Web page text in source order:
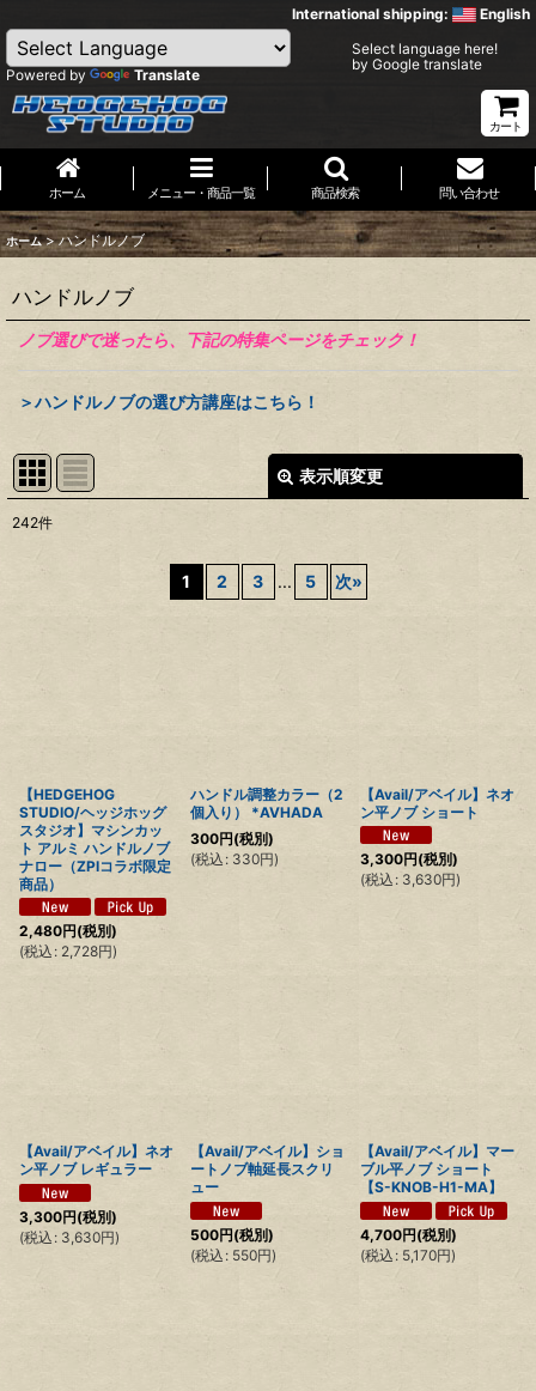
International shipping: English
Powered by Translate
Select language here!
by Google translate
カート
ホーム メニュー・商品一覧 商品検索 問い合わせ
ホーム > ハンドルノブ
ハンドルノブ
ノブ選びで迷ったら、下記の特集ページをチェック！
＞ハンドルノブの選び方講座はこちら！
表示順変更
242件
1 2 3 ... 5 次»
【HEDGEHOG
STUDIO/ヘッジホッグ
スタジオ】マシンカッ
ト アルミ ハンドルノブ
ナロー（ZPIコラボ限定
商品）
2,480円(税別)
(税込 : 2,728円)
ハンドル調整カラー（2
個入り） *AVHADA
300円(税別)
(税込 : 330円)
【Avail/アベイル】ネオ
ン平ノブ ショート
3,300円(税別)
(税込 : 3,630円)
【Avail/アベイル】ネオ
ン平ノブ レギュラー
3,300円(税別)
(税込 : 3,630円)
【Avail/アベイル】ショ
ートノブ軸延長スクリ
ュー
500円(税別)
(税込 : 550円)
【Avail/アベイル】マー
ブル平ノブ ショート
【S-KNOB-H1-MA】
4,700円(税別)
(税込 : 5,170円)